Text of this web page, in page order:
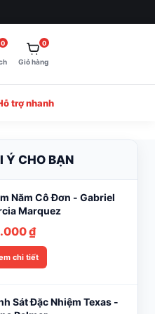
0
Giỏ hàng
0
trợ nhanh
Ý CHO BẠN
Năm Cô Đơn - Gabriel
Marquez
₫
chi tiết
Sát Đặc Nhiệm Texas -